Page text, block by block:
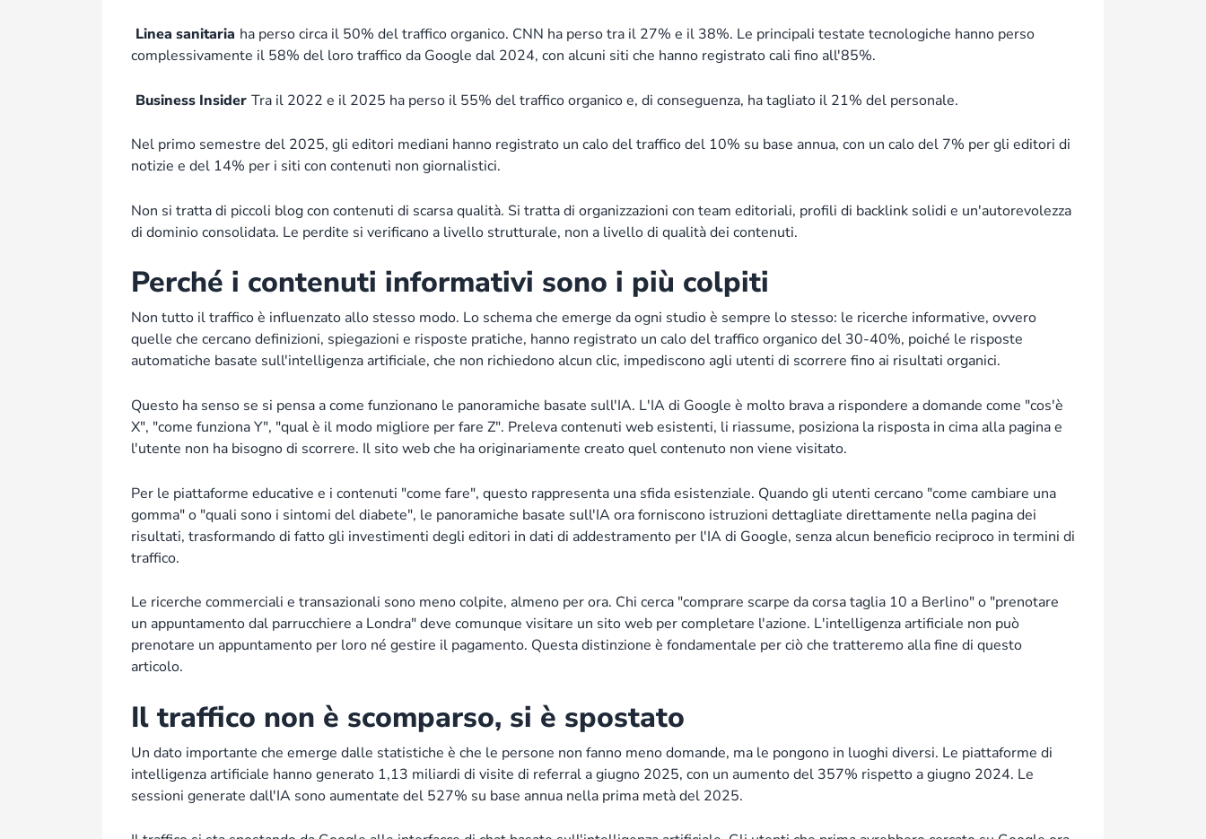
Linea sanitaria ha perso circa il 50% del traffico organico. CNN ha perso tra il 27% e il 38%. Le principali testate tecnologiche hanno perso
complessivamente il 58% del loro traffico da Google dal 2024, con alcuni siti che hanno registrato cali fino all'85%.
Business Insider Tra il 2022 e il 2025 ha perso il 55% del traffico organico e, di conseguenza, ha tagliato il 21% del personale.
Nel primo semestre del 2025, gli editori mediani hanno registrato un calo del traffico del 10% su base annua, con un calo del 7% per gli editori di
notizie e del 14% per i siti con contenuti non giornalistici.
Non si tratta di piccoli blog con contenuti di scarsa qualità. Si tratta di organizzazioni con team editoriali, profili di backlink solidi e un'autorevolezza
di dominio consolidata. Le perdite si verificano a livello strutturale, non a livello di qualità dei contenuti.
Perché i contenuti informativi sono i più colpiti
Non tutto il traffico è influenzato allo stesso modo. Lo schema che emerge da ogni studio è sempre lo stesso: le ricerche informative, ovvero
quelle che cercano definizioni, spiegazioni e risposte pratiche, hanno registrato un calo del traffico organico del 30-40%, poiché le risposte
automatiche basate sull'intelligenza artificiale, che non richiedono alcun clic, impediscono agli utenti di scorrere fino ai risultati organici.
Questo ha senso se si pensa a come funzionano le panoramiche basate sull'IA. L'IA di Google è molto brava a rispondere a domande come "cos'è
X", "come funziona Y", "qual è il modo migliore per fare Z". Preleva contenuti web esistenti, li riassume, posiziona la risposta in cima alla pagina e
l'utente non ha bisogno di scorrere. Il sito web che ha originariamente creato quel contenuto non viene visitato.
Per le piattaforme educative e i contenuti "come fare", questo rappresenta una sfida esistenziale. Quando gli utenti cercano "come cambiare una
gomma" o "quali sono i sintomi del diabete", le panoramiche basate sull'IA ora forniscono istruzioni dettagliate direttamente nella pagina dei
risultati, trasformando di fatto gli investimenti degli editori in dati di addestramento per l'IA di Google, senza alcun beneficio reciproco in termini di
traffico.
Le ricerche commerciali e transazionali sono meno colpite, almeno per ora. Chi cerca "comprare scarpe da corsa taglia 10 a Berlino" o "prenotare
un appuntamento dal parrucchiere a Londra" deve comunque visitare un sito web per completare l'azione. L'intelligenza artificiale non può
prenotare un appuntamento per loro né gestire il pagamento. Questa distinzione è fondamentale per ciò che tratteremo alla fine di questo
articolo.
Il traffico non è scomparso, si è spostato
Un dato importante che emerge dalle statistiche è che le persone non fanno meno domande, ma le pongono in luoghi diversi. Le piattaforme di
intelligenza artificiale hanno generato 1,13 miliardi di visite di referral a giugno 2025, con un aumento del 357% rispetto a giugno 2024. Le
sessioni generate dall'IA sono aumentate del 527% su base annua nella prima metà del 2025.